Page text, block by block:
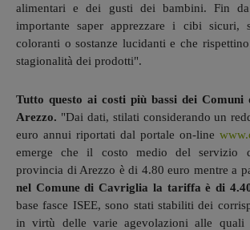
alimentari e dei gusti dei bambini. Fin
importante saper apprezzare i cibi sicuri,
coloranti o sostanze lucidanti e che
stagionalità dei prodotti".
Tutto questo ai costi più bassi dei Comuni
Arezzo. "Dai dati, stilati considerando un
euro annui riportati dal portale on-line
emerge che il costo medio del servizio
provincia di Arezzo è di 4.80 euro mentre a
nel Comune di Cavriglia la tariffa è di
base fasce ISEE, sono stati stabiliti dei
in virtù delle varie agevolazioni alle quali